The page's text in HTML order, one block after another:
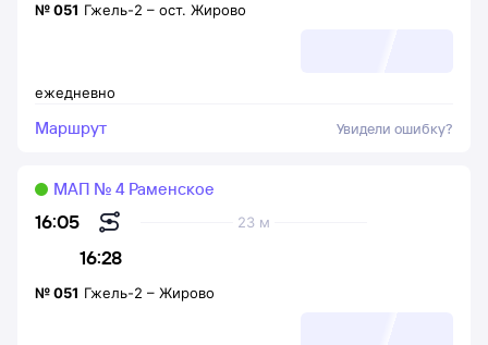
ежедневно
№051 Гжель-2 – ост. Жирово
Маршрут Увидели ошибку?
16:05
16:28
23 м
МАП № 4 Раменское
№051 Гжель-2 – Жирово